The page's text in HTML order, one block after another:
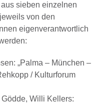
sieben einzelnen
von den
eigenverantwortlich
„Palma – München –
/ Kulturforum
Willi Kellers: